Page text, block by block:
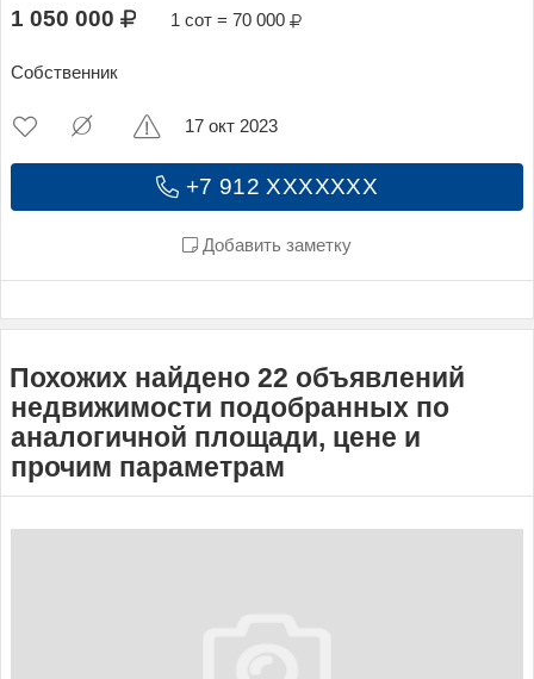
1 050 000 1 сот = 70 000
Собственник
+7 912 XXXXXXX
Добавить заметку
17 окт 2023
Похожих найдено 22 объявлений
недвижимости подобранных по
аналогичной площади, цене и
прочим параметрам